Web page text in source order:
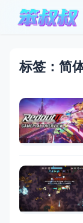
标签：简